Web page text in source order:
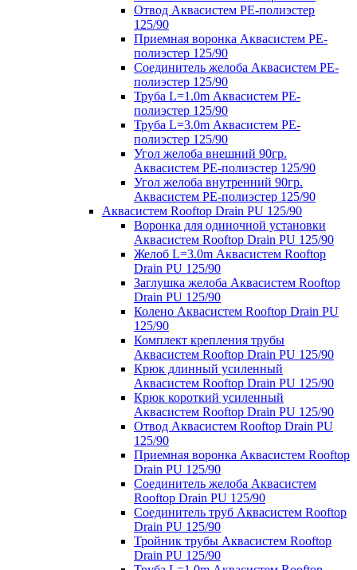
Отвод Аквасистем РЕ-полиэстер
125/90
Приемная воронка Аквасистем PE-
полиэстер 125/90
Соединитель желоба Аквасистем PE-
полиэстер 125/90
Труба L=1.0m Аквасистем PE-
полиэстер 125/90
Труба L=3.0m Аквасистем PE-
полиэстер 125/90
Угол желоба внешний 90гр.
Аквасистем PE-полиэстер 125/90
Угол желоба внутренний 90гр.
Аквасистем PE-полиэстер 125/90
Аквасистем Rooftop Drain PU 125/90
Воронка для одиночной установки
Аквасистем Rooftop Drain PU 125/90
Желоб L=3.0m Аквасистем Rooftop
Drain PU 125/90
Заглушка желоба Аквасистем Rooftop
Drain PU 125/90
Колено Аквасистем Rooftop Drain PU
125/90
Комплект крепления трубы
Аквасистем Rooftop Drain PU 125/90
Крюк длинный усиленный
Аквасистем Rooftop Drain PU 125/90
Крюк короткий усиленный
Аквасистем Rooftop Drain PU 125/90
Отвод Аквасистем Rooftop Drain PU
125/90
Приемная воронка Аквасистем Rooftop
Drain PU 125/90
Соединитель желоба Аквасистем
Rooftop Drain PU 125/90
Соединитель труб Аквасистем Rooftop
Drain PU 125/90
Тройник трубы Аквасистем Rooftop
Drain PU 125/90